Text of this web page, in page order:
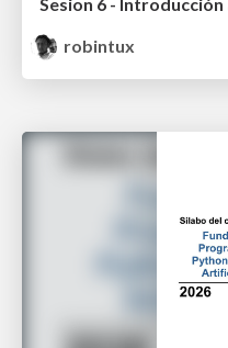
robintux